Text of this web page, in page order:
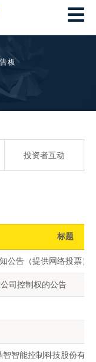
板
投资者互动
标题
公告（提供网络投票）
司控制权的公告
智能控制科技股份有